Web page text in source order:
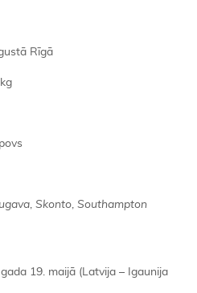
Rīgā
, Skonto, Southampton
19. maijā (Latvija – Igaunija